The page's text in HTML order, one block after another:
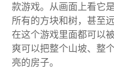
款游戏。从画面上看它
所有的方块和树，甚至
在这个游戏里面都可以
爽可以把整个山坡、整
亮的房子。